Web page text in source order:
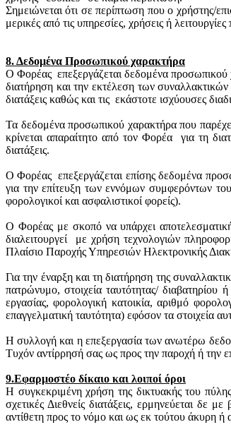
Σημειώνεται ότι σε περίπτωση που ο χρήστης/
μερικές από τις υπηρεσίες, χρήσεις ή
8. Δεδομένα Προσωπικού χαρακτήρα
Ο Φορέας επεξεργάζεται δεδομένα προσωπικού
διατήρηση και την εκτέλεση των
διατάξεις καθώς και τις εκάστοτε ισχύουσες
Τα δεδομένα προσωπικού χαρακτήρα που
κρίνεται απαραίτητο από τον Φορέα
για τη
διατάξεις.
Ο Φορέας επεξεργάζεται επίσης δεδομένα
για την επίτευξη των εννόμων συμφερόντων
φορολογικοί και ασφαλιστικοί φορείς).
Ο Φορέας με σκοπό να υπάρχει
διαλειτουργεί
με χρήση τεχνολογιών
Πλαίσιο Παροχής Υπηρεσιών Ηλεκτρονικής
Για την έναρξη και τη διατήρηση της
πατρώνυμο, στοιχεία ταυτότητας/ διαβατηρίου
εργασίας, φορολογική κατοικία, αριθμό
επαγγελματική ταυτότητα) εφόσον τα στοιχεία
Η συλλογή και η επεξεργασία των ανωτέρω
Τυχόν αντίρρησή σας ως προς την παροχή ή την
9.Εφαρμοστέο δίκαιο και λοιποί όροι
Η συγκεκριμένη χρήση της δικτυακής του
σχετικές Διεθνείς διατάξεις, ερμηνεύεται δε
αντίθετη προς το νόμο και ως εκ τούτου άκυρη ή